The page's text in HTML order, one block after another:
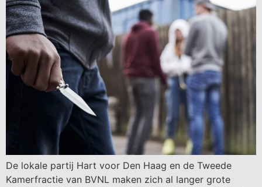
De lokale partij Hart voor Den Haag en de Tweede
Kamerfractie van BVNL maken zich al langer grote